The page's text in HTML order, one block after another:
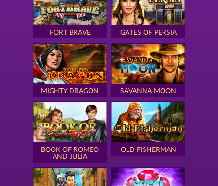
FORT BRAVE GATES OF PERSIA
MIGHTY DRAGON SAVANNA MOON
BOOK OF ROMEO
AND JULIA
OLD FISHERMAN